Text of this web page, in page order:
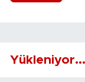
Yükleniyor...